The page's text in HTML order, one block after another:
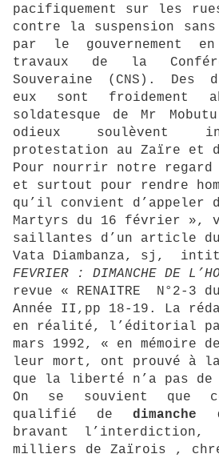
pacifiquement sur les
contre la suspension
par le gouvernement
travaux de la
Souveraine (CNS). Des
eux sont froidement
soldatesque de Mr
odieux soulèvent
protestation au Zaïre et
Pour nourrir notre
et surtout pour rendre
qu’il convient d’appeler
Martyrs du 16 février »,
saillantes d’un article du
Vata Diambanza, sj,
FEVRIER : DIMANCHE DE
revue « RENAITRE N°2-3
Année II,pp 18-19. La
en réalité, l’éditorial
mars 1992, « en mémoire
leur mort, ont prouvé à la
que la liberté n’a pas
On se souvient que
qualifié de
bravant l’interdiction,
milliers de Zaïrois ,